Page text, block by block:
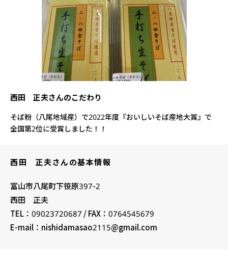
西田 正夫さんのこだわり
そば粉（八尾地域産）で2022年度『おいしいそば産地大賞』で
全国第2位に受賞しました！！
西田 正夫さんの基本情報
富山市八尾町下笹原397-2
西田 正夫
TEL：09023720687 / FAX：0764545679
E-mail：nishidamasao2115@gmail.com